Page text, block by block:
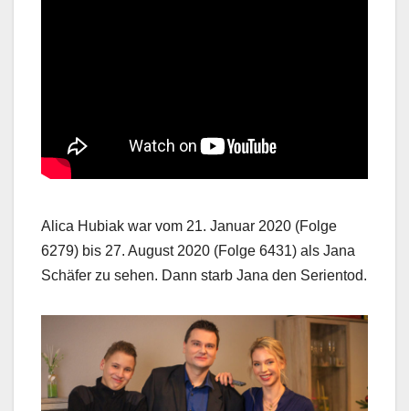
Alica Hubiak war vom 21. Januar 2020 (Folge
6279) bis 27. August 2020 (Folge 6431) als Jana
Schäfer zu sehen. Dann starb Jana den Serientod.